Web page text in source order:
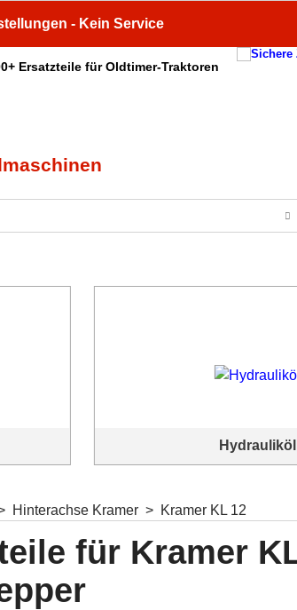
- Kein Service
Ersatzteile für Oldtimer-Traktoren
Hydrauliköl
Hinterachse Kramer > Kramer KL 12
für Kramer